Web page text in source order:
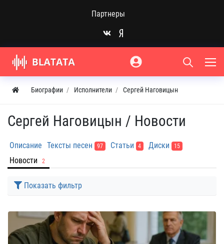
Партнеры
Биографии Исполнители Сергей Наговицын
Сергей Наговицын / Новости
Описание Тексты песен 97 Статьи 4 Диски 15
Новости 2
Показать фильтр